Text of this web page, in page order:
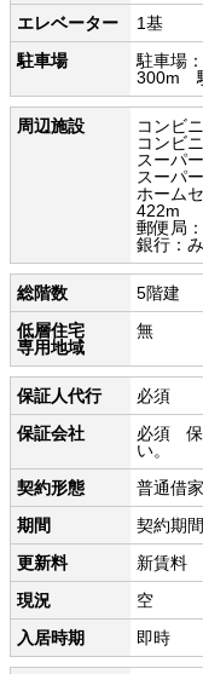
エレベーター
1基
駐車場
駐車場
300m
周辺施設
コンビ
コンビ
スーパ
スーパ
ホーム
422m
郵便局
銀行：
総階数
5階建
低層住宅
専用地域
無
保証人代行
必須
保証会社
必須 保
い。
契約形態
普通借
期間
契約期
更新料
新賃料
現況
空
入居時期
即時